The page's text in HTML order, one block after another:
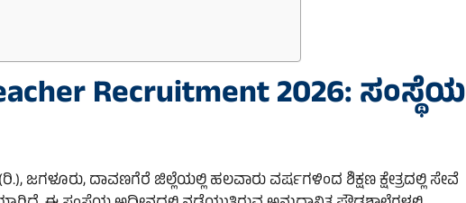
Recruitment 2026: ಸಂಸ್ಥೆಯ
ಜಗಳೂರು, ದಾವಣಗೆರೆ ಜಿಲ್ಲೆಯಲ್ಲಿ ಹಲವಾರು ವರ್ಷಗಳಿಂದ ಶಿಕ್ಷಣ ಕ್ಷೇತ್ರದಲ್ಲಿ ಸೇವೆ